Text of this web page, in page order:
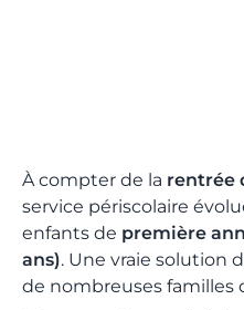
À compter de la rentrée
service périscolaire
enfants de première
ans). Une vraie solution
de nombreuses familles